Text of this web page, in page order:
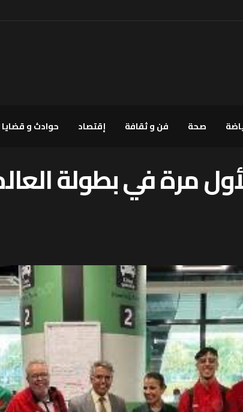
صحة فن و ثقافة إقتصاد حوادث و قضايا
مرة في بطولة